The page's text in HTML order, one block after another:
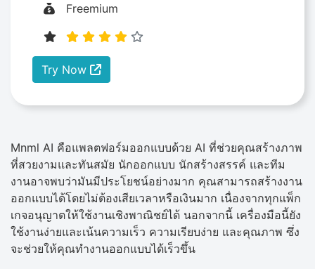
Freemium
Try Now
Mnml AI คือแพลตฟอร์มออกแบบด้วย AI ที่ช่วยคุณสร้างภาพ
ที่สวยงามและทันสมัย ​​นักออกแบบ นักสร้างสรรค์ และทีม
งานอาจพบว่ามันมีประโยชน์อย่างมาก คุณสามารถสร้างงาน
ออกแบบได้โดยไม่ต้องเสียเวลาหรือเงินมาก เนื่องจากทุกแพ็ก
เกจอนุญาตให้ใช้งานเชิงพาณิชย์ได้ นอกจากนี้ เครื่องมือนี้ยัง
ใช้งานง่ายและเน้นความเร็ว ความเรียบง่าย และคุณภาพ ซึ่ง
จะช่วยให้คุณทำงานออกแบบได้เร็วขึ้น